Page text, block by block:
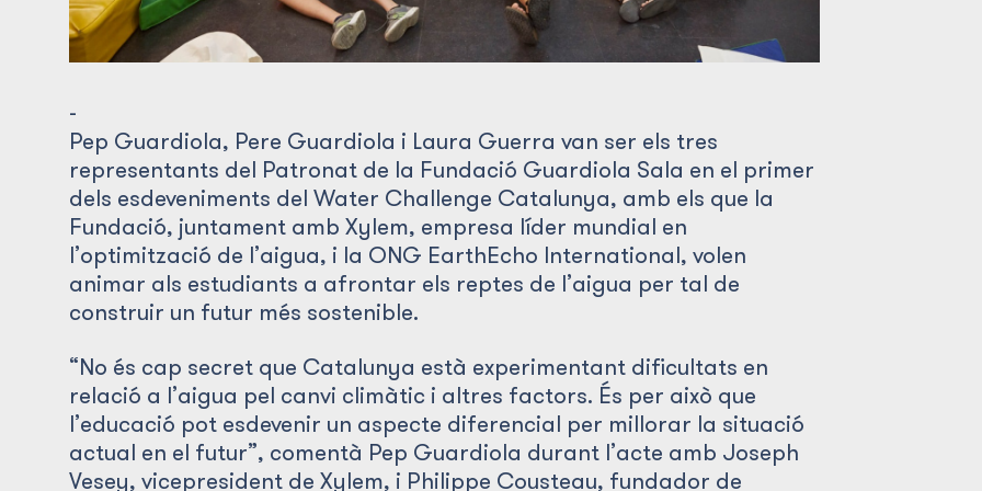
-
Pep Guardiola, Pere Guardiola i Laura Guerra van ser els tres
representants del Patronat de la Fundació Guardiola Sala en el primer
dels esdeveniments del Water Challenge Catalunya, amb els que la
Fundació, juntament amb Xylem, empresa líder mundial en
l’optimització de l’aigua, i la ONG EarthEcho International, volen
animar als estudiants a afrontar els reptes de l’aigua per tal de
construir un futur més sostenible.
“No és cap secret que Catalunya està experimentant dificultats en
relació a l’aigua pel canvi climàtic i altres factors. És per això que
l’educació pot esdevenir un aspecte diferencial per millorar la situació
actual en el futur”, comentà Pep Guardiola durant l’acte amb Joseph
Vesey, vicepresident de Xylem, i Philippe Cousteau, fundador de